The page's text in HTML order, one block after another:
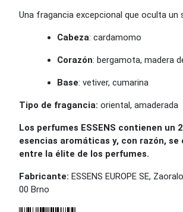
Una fragancia excepcional que oculta un
Cabeza: cardamomo
Corazón: bergamota, madera
Base: vetiver, cumarina
Tipo de fragancia: oriental, amaderada
Los perfumes ESSENS contienen un
esencias aromáticas y, con razón, se
entre la élite de los perfumes.
Fabricante: ESSENS EUROPE SE,
00 Brno